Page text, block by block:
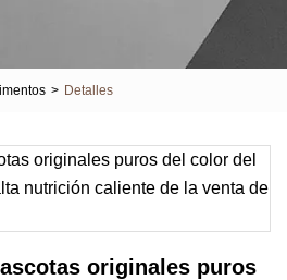
> Detalles
originales puros